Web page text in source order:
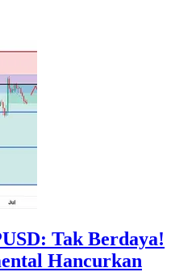
Tak Berdaya!
Hancurkan